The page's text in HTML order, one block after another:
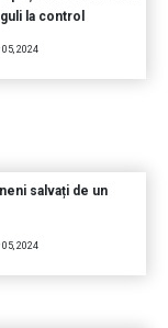
la control
2024
salvați de un
2024